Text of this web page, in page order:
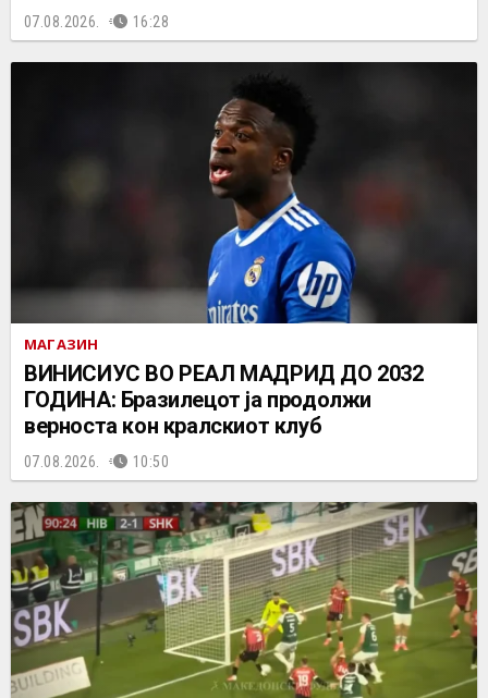
07.08.2026. 16:28
МАГАЗИН
ВИНИСИУС ВО РЕАЛ МАДРИД ДО 2032
ГОДИНА: Бразилецот ја продолжи
верноста кон кралскиот клуб
07.08.2026. 10:50